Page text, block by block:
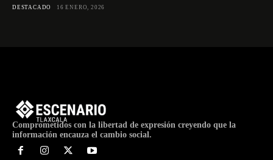
DESTACADO 16 ENERO, 2026
Comprometidos con la libertad de expresión creyendo que la
información encauza el cambio social.